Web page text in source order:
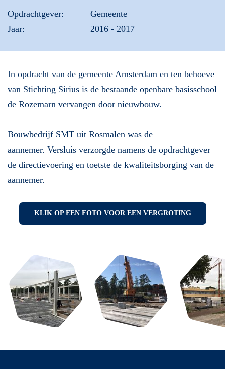
Opdrachtgever:
Gemeente
Jaar:
2016 - 2017
In opdracht van de gemeente Amsterdam en ten behoeve
van Stichting Sirius is de bestaande openbare basisschool
de Rozemarn vervangen door nieuwbouw.
Bouwbedrijf SMT uit Rosmalen was de
aannemer. Versluis verzorgde namens de opdrachtgever
de directievoering en toetste de kwaliteitsborging van de
aannemer.
KLIK OP EEN FOTO VOOR EEN VERGROTING